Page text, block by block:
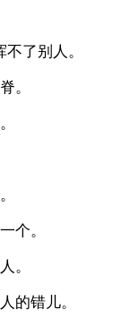
了别人。
。
个。
。
的错儿。